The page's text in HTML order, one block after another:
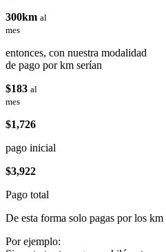
300km al
mes
entonces, con nuestra modalidad
de pago por km serían
$183 al
mes
$1,726
pago inicial
$3,922
Pago total
De esta forma solo pagas por los km
Por ejemplo: